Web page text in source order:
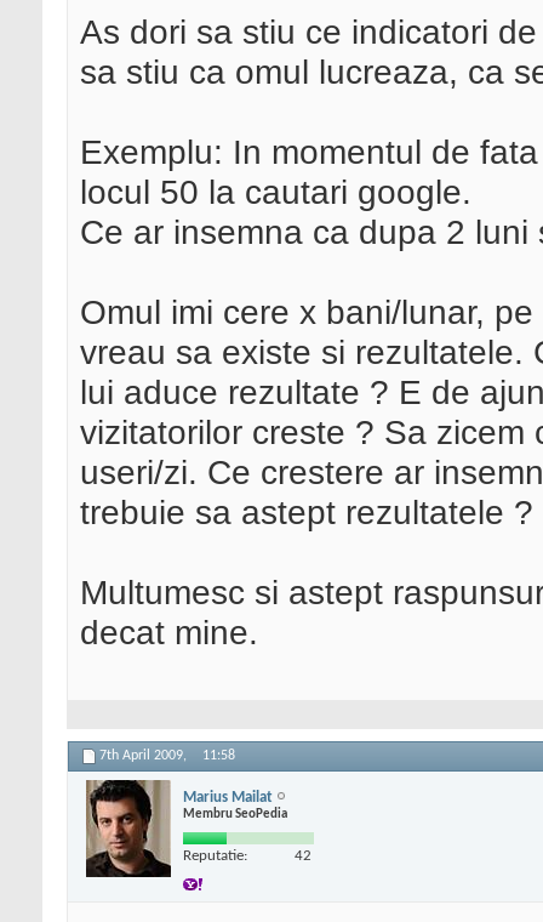
As dori sa stiu ce indicatori
sa stiu ca omul lucreaza, ca
Exemplu: In momentul de
locul 50 la cautari google.
Ce ar insemna ca dupa 2
Omul imi cere x bani/lunar,
vreau sa existe si rezultatele.
lui aduce rezultate ? E de
vizitatorilor creste ? Sa
useri/zi. Ce crestere ar
trebuie sa astept rezultatele ?
Multumesc si astept
decat mine.
7th April 2009, 11:58
Marius Mailat
Membru SeoPedia
Reputatie: 42